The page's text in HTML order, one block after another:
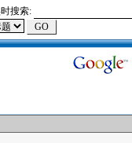
搜索: